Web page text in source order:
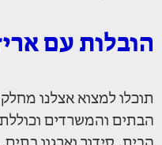
הובלות עם
תוכלו למצוא אצלנו
הבתים והמשרדים